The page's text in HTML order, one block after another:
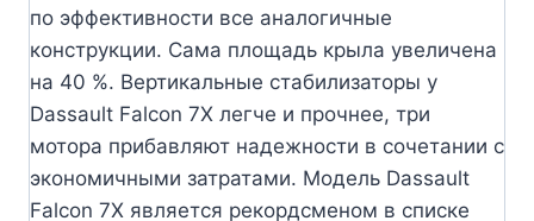
по эффективности все аналогичные
конструкции. Сама площадь крыла увеличена
на 40 %. Вертикальные стабилизаторы у
Dassault Falcon 7Х легче и прочнее, три
мотора прибавляют надежности в сочетании с
экономичными затратами. Модель Dassault
Falcon 7Х является рекордсменом в списке